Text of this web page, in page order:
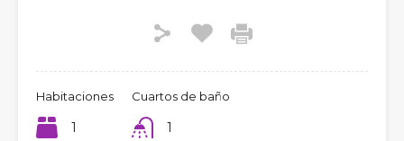
Habitaciones
1
Cuartos de baño
1